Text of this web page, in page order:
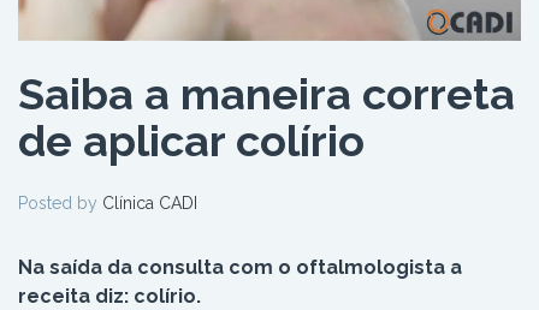
Saiba a maneira correta
de aplicar colírio
Posted by Clínica CADI
Na saída da consulta com o oftalmologista a
receita diz: colírio.